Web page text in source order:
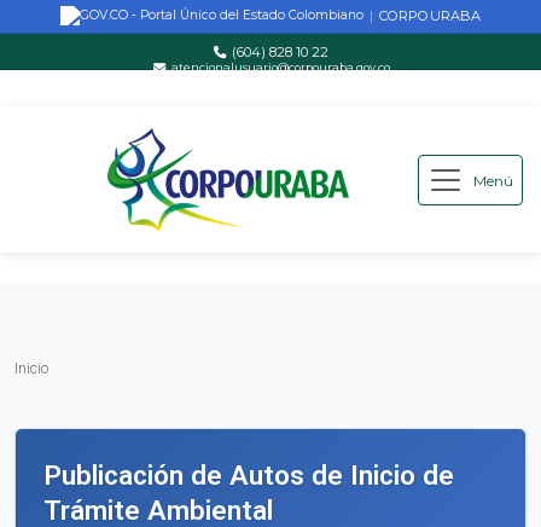
Saltar al contenido principal
| CORPOURABA
(604) 828 10 22
atencionalusuario@corpouraba.gov.co
Menú
Inicio
Publicación de Autos de Inicio de
Trámite Ambiental